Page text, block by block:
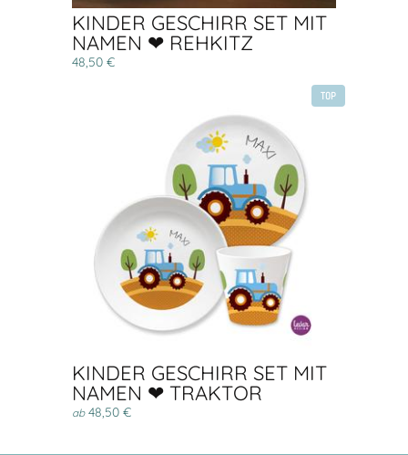
KINDER GESCHIRR SET MIT
NAMEN ❤ REHKITZ
48,50 €
TOP
KINDER GESCHIRR SET MIT
NAMEN ❤ TRAKTOR
ab48,50 €